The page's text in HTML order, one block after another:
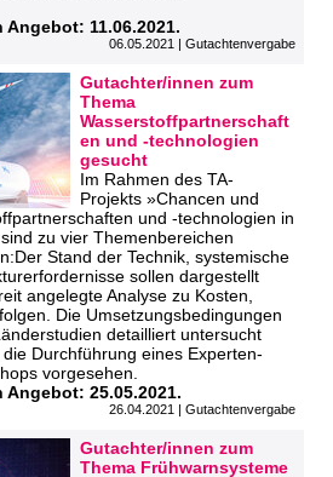
11.06.2021.
06.05.2021 | Gutachtenvergabe
Gutachter/innen zum
Thema
Wasserstoffpartnerschaft
en und -technologien
gesucht
Im Rahmen des TA-
Projekts »Chancen und
und -technologien in
zu vier Themenbereichen
Stand der Technik, systemische
sollen dargestellt
angelegte Analyse zu Kosten,
Die Umsetzungsbedingungen
detailliert untersucht
Durchführung eines Experten-
vorgesehen.
25.05.2021.
26.04.2021 | Gutachtenvergabe
Gutachter/innen zum
Thema Frühwarnsysteme